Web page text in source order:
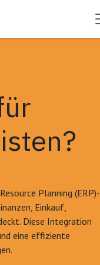
Planning (ERP)-
Einkauf,
Diese Integration
eine effiziente